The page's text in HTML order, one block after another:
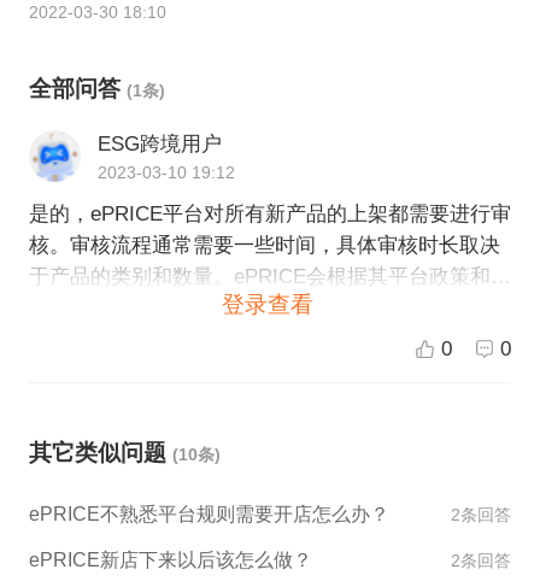
2022-03-30 18:10
全部问答 (1条)
ESG跨境用户
2023-03-10 19:12
是的，ePRICE平台对所有新产品的上架都需要进行审
核。审核流程通常需要一些时间，具体审核时长取决
于产品的类别和数量。ePRICE会根据其平台政策和政
策调整来评估每个产品的合规性和适销性，以确保产
品不会违反当地法律法规的规定，同时也能够提供合
登录查看
0 0
其它类似问题 (10条)
ePRICE不熟悉平台规则需要开店怎么办？ 2条回答
ePRICE新店下来以后该怎么做？ 2条回答